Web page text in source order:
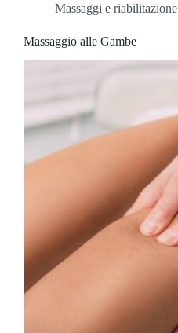
Massaggi e riabilitazione
Massaggio alle Gambe